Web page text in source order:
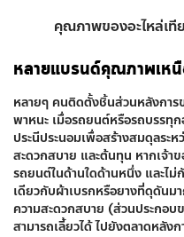
คุณภาพของอะไหล่เที
หลายแบรนด์คุณภาพเห
หลายๆ คนติดตั้งชิ้นส่วนหลังการ
พาหนะ เมื่อรถยนต์หรือรถบรรทุ
ประนีประนอมเพื่อสร้างสมดุลระ
สะดวกสบาย และต้นทุน หากเจ้า
รถยนต์ในด้านใดด้านหนึ่ง และไ
เดียวกับผ้าเบรกหรือยางที่ดุดันม
ความสะดวกสบาย (ส่วนประกอ
สามารถเลี้ยวได้ ไปยังตลาดหลัง